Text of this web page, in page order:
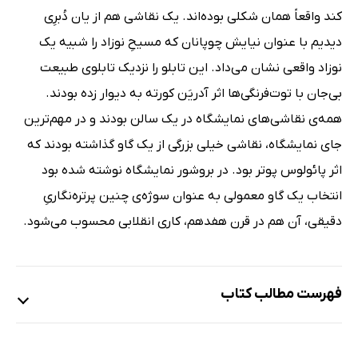
کند واقعاً همان شکلی بوده‌اند. یک نقاشی هم از یان دُبرِی
دیدیم با عنوان نیایش چوپانان که مسیحِ نوزاد را شبیه یک
نوزاد واقعی نشان می‌داد. این تابلو را نزدیک تابلوی طبیعت
بی‌جان با توت‌فرنگی‌ها اثر آدریَن کورته به دیوار زده بودند.
همه‌ی نقاشی‌های نمایشگاه در یک سالن بودند و در مهم‌ترین
جای نمایشگاه، نقاشی خیلی بزرگی از یک گاو گذاشته بودند که
اثر پائولوس پوتر بود. در بروشور نمایشگاه نوشته شده بود
انتخاب یک گاو معمولی به عنوان سوژه‌ی چنین پرتره‌نگاریِ‌
دقیقی، آن هم در قرن هفدهم، کاری انقلابی محسوب می‌شود.
فهرست مطالب کتاب